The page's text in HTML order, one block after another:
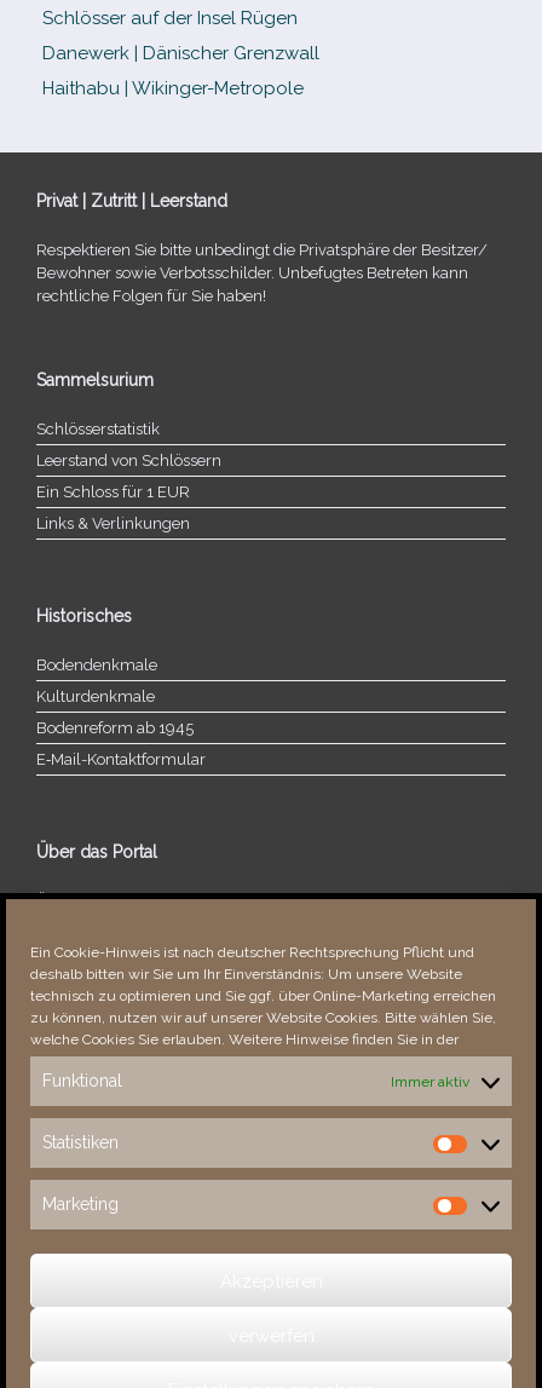
Ein Cookie-Hinweis ist nach deutscher Rechtsprechung Pflicht und
deshalb bitten wir Sie um Ihr Einverständnis: Um unsere Website
technisch zu optimieren und Sie ggf. über Online-Marketing erreichen
zu können, nutzen wir auf unserer Website Cookies. Bitte wählen Sie,
welche Cookies Sie erlauben. Weitere Hinweise finden Sie in der
Funktional Immer aktiv
Statistiken
Statistiken
Marketing
Marketing
Schlösser auf der Insel Rügen
Danewerk | Dänischer Grenzwall
Haithabu | Wikinger-Metropole
Privat | Zutritt | Leerstand
Respektieren Sie bitte unbe­dingt die Privatsphäre der Besitzer/​
Bewohner sowie Verbotsschilder. Unbefugtes Betreten kann
recht­li­che Folgen für Sie haben!
Sammelsurium
Schlösserstatistik
Leerstand von Schlössern
Ein Schloss für 1 EUR
Links & Verlinkungen
Historisches
Bodendenkmale
Kulturdenkmale
Bodenreform ab 1945
E‑Mail-​​Kontaktformular
Über das Portal
Über dieses Portal
Fehler bemerkt?
Besucher seit 08/​2021
This Week
31798